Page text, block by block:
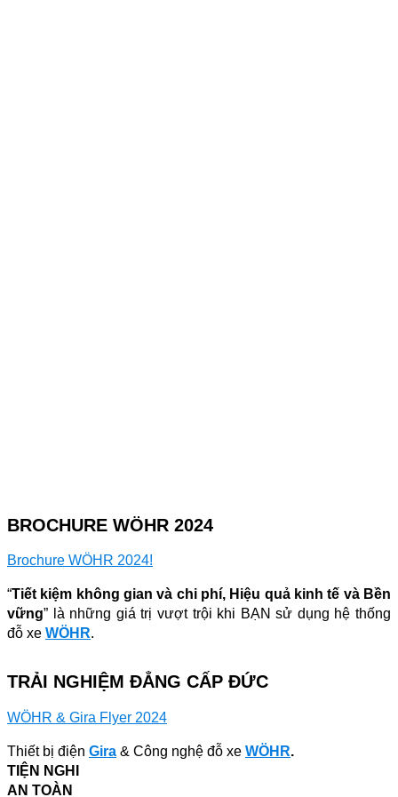
BROCHURE WÖHR 2024
Brochure WÖHR 2024!
“Tiết kiệm không gian và chi phí, Hiệu quả kinh tế và Bền
vững” là những giá trị vượt trội khi BẠN sử dụng hệ thống
đỗ xe WÖHR.
TRẢI NGHIỆM ĐẲNG CẤP ĐỨC
WÖHR & Gira Flyer 2024
Thiết bị điện Gira & Công nghệ đỗ xe WÖHR.
TIỆN NGHI
AN TOÀN